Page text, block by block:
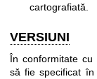
cartografiată.
VERSIUNI
În conformitate cu
să fie specificat în